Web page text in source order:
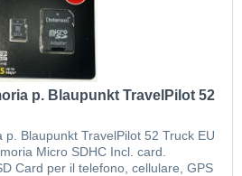
p. Blaupunkt TravelPilot 52
Blaupunkt TravelPilot 52 Truck EU
Micro SDHC Incl. card.
Card per il telefono, cellulare, GPS